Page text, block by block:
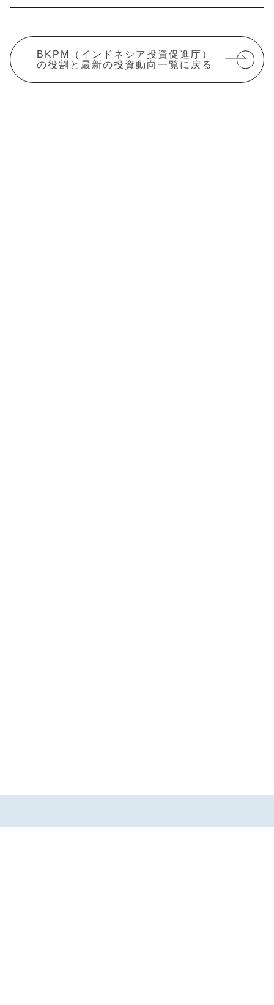
BKPM（インドネシア投資促進庁）
の役割と最新の投資動向一覧に戻る